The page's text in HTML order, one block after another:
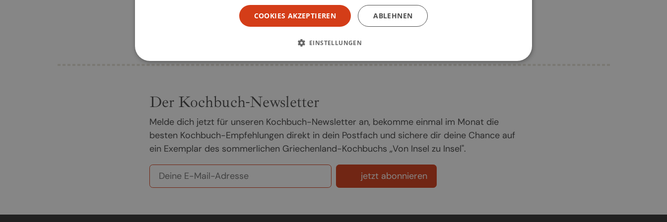
1
Der Kochbuch-Newsletter
Melde dich jetzt für unseren Kochbuch-Newsletter an, bekomme einmal im Monat die
besten Kochbuch-Empfehlungen direkt in dein Postfach und sichere dir deine Chance auf
ein Exemplar des sommerlichen Griechenland-Kochbuchs „Von Insel zu Insel".
jetzt abonnieren
COOKIES AKZEPTIEREN ABLEHNEN
EINSTELLUNGEN